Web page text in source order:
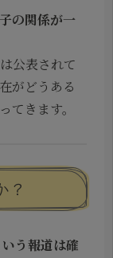
の関係が一
公表されて
がどうある
てきます。
？
う報道は確